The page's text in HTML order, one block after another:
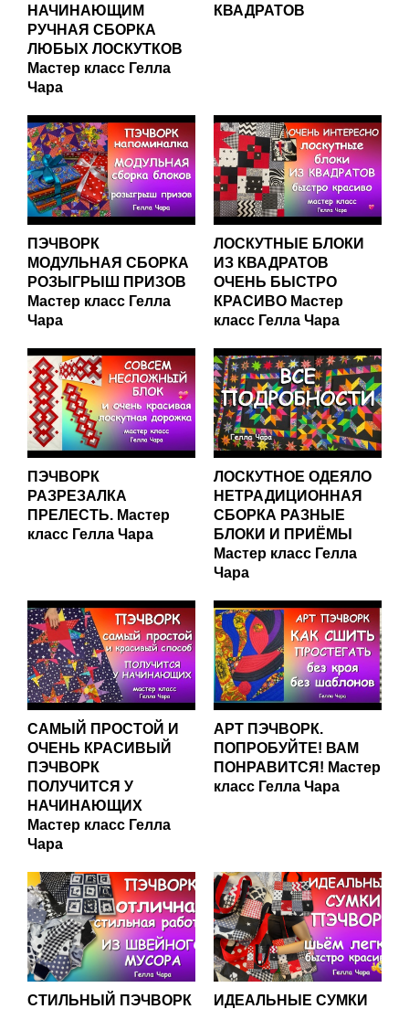
НАЧИНАЮЩИМ
РУЧНАЯ СБОРКА
ЛЮБЫХ ЛОСКУТКОВ
Мастер класс Гелла
Чара
КВАДРАТОВ
ПЭЧВОРК
МОДУЛЬНАЯ СБОРКА
РОЗЫГРЫШ ПРИЗОВ
Мастер класс Гелла
Чара
ЛОСКУТНЫЕ БЛОКИ
ИЗ КВАДРАТОВ
ОЧЕНЬ БЫСТРО
КРАСИВО Мастер
класс Гелла Чара
ПЭЧВОРК
РАЗРЕЗАЛКА
ПРЕЛЕСТЬ. Мастер
класс Гелла Чара
ЛОСКУТНОЕ ОДЕЯЛО
НЕТРАДИЦИОННАЯ
СБОРКА РАЗНЫЕ
БЛОКИ И ПРИЁМЫ
Мастер класс Гелла
Чара
САМЫЙ ПРОСТОЙ И
ОЧЕНЬ КРАСИВЫЙ
ПЭЧВОРК
ПОЛУЧИТСЯ У
НАЧИНАЮЩИХ
Мастер класс Гелла
Чара
АРТ ПЭЧВОРК.
ПОПРОБУЙТЕ! ВАМ
ПОНРАВИТСЯ! Мастер
класс Гелла Чара
СТИЛЬНЫЙ ПЭЧВОРК
ИДЕАЛЬНЫЕ СУМКИ